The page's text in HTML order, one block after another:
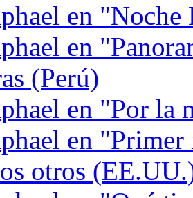
en "Noche
en
(Perú)
en "Por la
en
otros